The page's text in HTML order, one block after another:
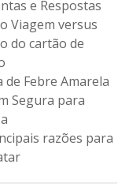
e Respostas
Viagem versus
do cartão de
de Febre Amarela
Segura para
razões para